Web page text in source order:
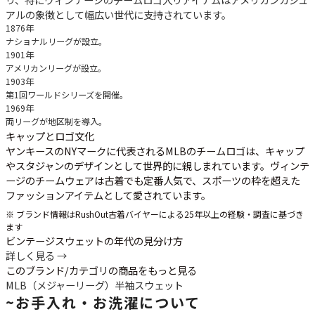
アルの象徴として幅広い世代に支持されています。
1876年
ナショナルリーグが設立。
1901年
アメリカンリーグが設立。
1903年
第1回ワールドシリーズを開催。
1969年
両リーグが地区制を導入。
キャップとロゴ文化
ヤンキースのNYマークに代表されるMLBのチームロゴは、キャップ
やスタジャンのデザインとして世界的に親しまれています。ヴィンテ
ージのチームウェアは古着でも定番人気で、スポーツの枠を超えた
ファッションアイテムとして愛されています。
※ ブランド情報はRushOut古着バイヤーによる25年以上の経験・調査に基づき
ます
ビンテージスウェットの年代の見分け方
詳しく見る →
このブランド/カテゴリの商品をもっと見る
MLB（メジャーリーグ） 半袖スウェット
~お手入れ・お洗濯について